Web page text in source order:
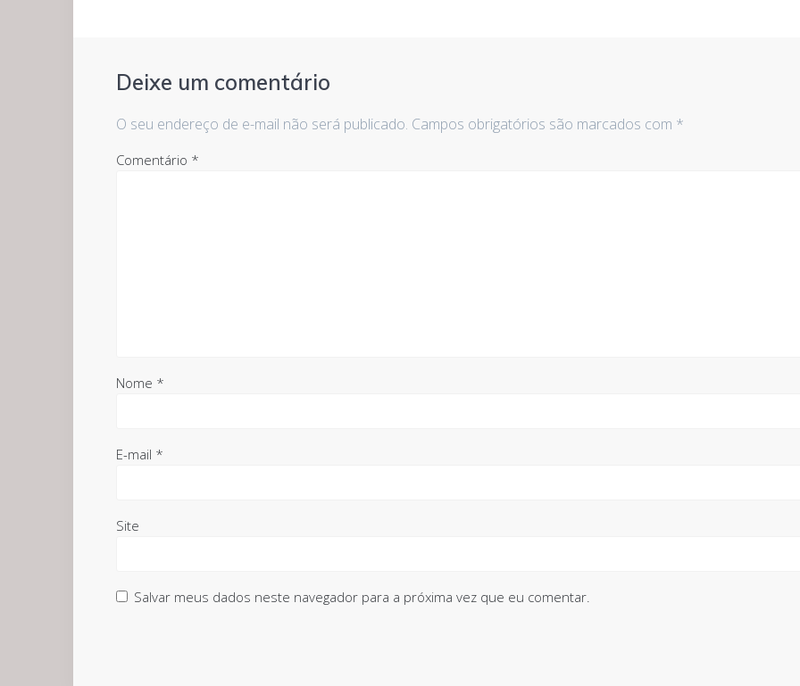
Deixe um comentário
O seu endereço de e-mail não será publicado. Campos obrigatórios são marcados com *
Comentário *
Nome *
E-mail *
Site
Salvar meus dados neste navegador para a próxima vez que eu comentar.